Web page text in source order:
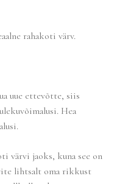
rahakoti värv.
uue ettevõtte, siis
Hea
värvi jaoks, kuna see on
lihtsalt oma rikkust